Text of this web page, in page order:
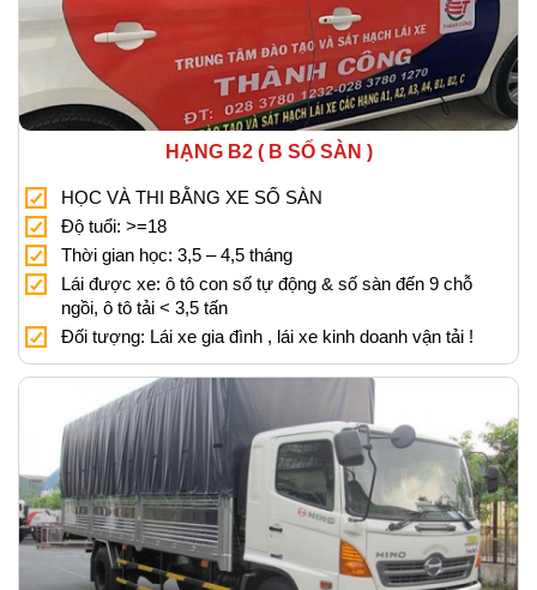
HẠNG B2 ( B SỐ SÀN )
HỌC VÀ THI BẰNG XE SỐ SÀN
Độ tuổi: >=18
Thời gian học: 3,5 – 4,5 tháng
Lái được xe: ô tô con số tự động & số sàn đến 9 chỗ
ngồi, ô tô tải < 3,5 tấn
Đối tượng: Lái xe gia đình , lái xe kinh doanh vận tải !